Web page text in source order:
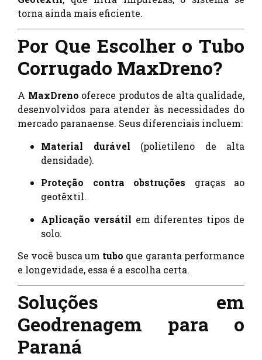
torna ainda mais eficiente.
Por Que Escolher o Tubo
Corrugado MaxDreno?
A MaxDreno oferece produtos de alta qualidade,
desenvolvidos para atender às necessidades do
mercado paranaense. Seus diferenciais incluem:
Material durável (polietileno de alta
densidade).
Proteção contra obstruções graças ao
geotêxtil.
Aplicação versátil em diferentes tipos de
solo.
Se você busca um tubo que garanta performance
e longevidade, essa é a escolha certa.
Soluções em
Geodrenagem para o
Paraná